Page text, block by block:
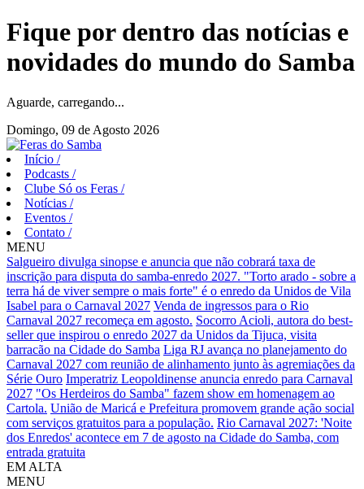
Fique por dentro das notícias e
novidades do mundo do Samba
Aguarde, carregando...
Domingo, 09 de Agosto 2026
Início /
Podcasts /
Clube Só os Feras /
Notícias /
Eventos /
Contato /
MENU
Salgueiro divulga sinopse e anuncia que não cobrará taxa de
inscrição para disputa do samba-enredo 2027. "Torto arado - sobre a
terra há de viver sempre o mais forte" é o enredo da Unidos de Vila
Isabel para o Carnaval 2027 Venda de ingressos para o Rio
Carnaval 2027 recomeça em agosto. Socorro Acioli, autora do best-
seller que inspirou o enredo 2027 da Unidos da Tijuca, visita
barracão na Cidade do Samba Liga RJ avança no planejamento do
Carnaval 2027 com reunião de alinhamento junto às agremiações da
Série Ouro Imperatriz Leopoldinense anuncia enredo para Carnaval
2027 "Os Herdeiros do Samba" fazem show em homenagem ao
Cartola. União de Maricá e Prefeitura promovem grande ação social
com serviços gratuitos para a população. Rio Carnaval 2027: 'Noite
dos Enredos' acontece em 7 de agosto na Cidade do Samba, com
entrada gratuita
EM ALTA
MENU